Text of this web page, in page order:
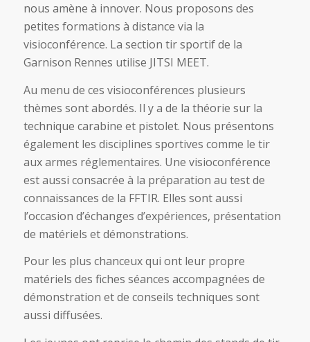
nous amène à innover. Nous proposons des
petites formations à distance via la
visioconférence. La section tir sportif de la
Garnison Rennes utilise JITSI MEET.
Au menu de ces visioconférences plusieurs
thèmes sont abordés. Il y a de la théorie sur la
technique carabine et pistolet. Nous présentons
également les disciplines sportives comme le tir
aux armes réglementaires. Une visioconférence
est aussi consacrée à la préparation au test de
connaissances de la FFTIR. Elles sont aussi
l’occasion d’échanges d’expériences, présentation
de matériels et démonstrations.
Pour les plus chanceux qui ont leur propre
matériels des fiches séances accompagnées de
démonstration et de conseils techniques sont
aussi diffusées.